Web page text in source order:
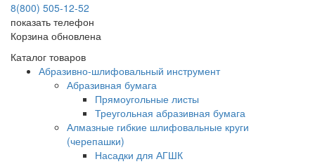
8(800) 505-12-52
показать телефон
Корзина обновлена
Каталог товаров
Абразивно-шлифовальный инструмент
Абразивная бумага
Прямоугольные листы
Треугольная абразивная бумага
Алмазные гибкие шлифовальные круги
(черепашки)
Насадки для АГШК